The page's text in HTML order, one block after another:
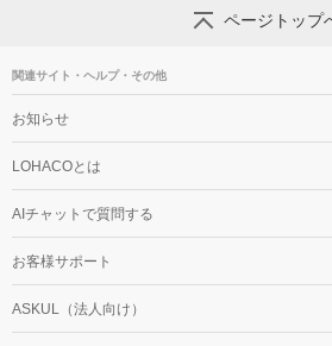
ページトップ
関連サイト・ヘルプ・その他
お知らせ
LOHACOとは
AIチャットで質問する
お客様サポート
ASKUL（法人向け）